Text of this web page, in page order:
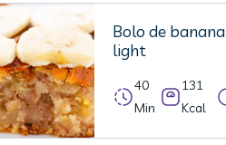
Bolo de banana
light
40
Min
131
Kcal